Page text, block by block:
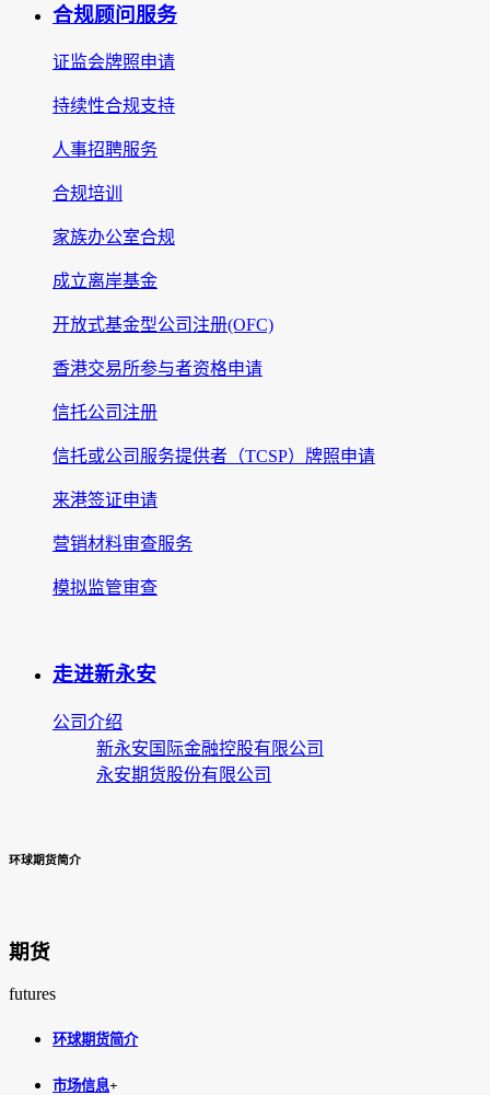
合规顾问服务
证监会牌照申请
持续性合规支持
人事招聘服务
合规培训
家族办公室合规
成立离岸基金
开放式基金型公司注册(OFC)
香港交易所参与者资格申请
信托公司注册
信托或公司服务提供者（TCSP）牌照申请
来港签证申请
营销材料审查服务
模拟监管审查
走进新永安
公司介绍
新永安国际金融控股有限公司
永安期货股份有限公司
环球期货简介
期货
futures
环球期货简介
市场信息+